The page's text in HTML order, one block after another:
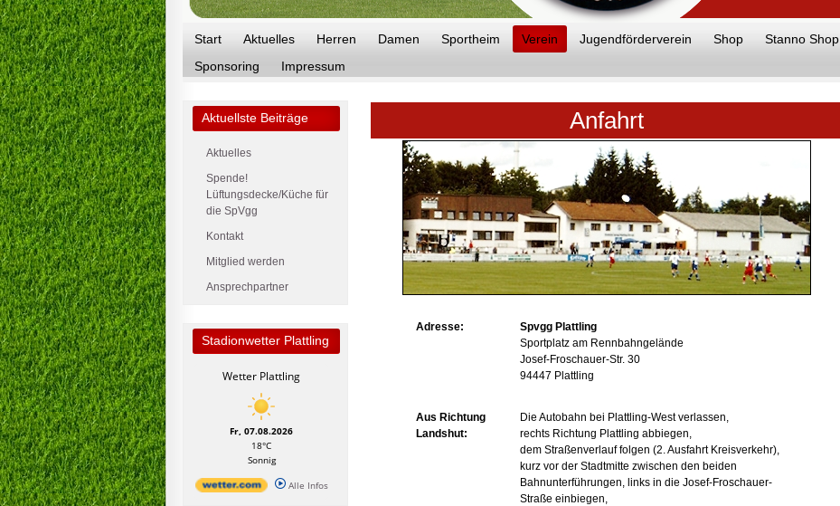
Start Aktuelles Herren Damen Sportheim Verein Jugendförderverein Shop Stanno Shop
Sponsoring
Impressum
Aktuellste Beiträge
Aktuelles
Spende!
Lüftungsdecke/Küche für
die SpVgg
Kontakt
Mitglied werden
Ansprechpartner
Stadionwetter Plattling
Wetter Plattling
Fr, 07.08.2026
18°C
Sonnig
Alle Infos
Anfahrt
Adresse:
Spvgg Plattling
Sportplatz am Rennbahngelände
Josef-Froschauer-Str. 30
94447 Plattling
Aus Richtung
Landshut:
Die Autobahn bei Plattling-West verlassen,
rechts Richtung Plattling abbiegen,
dem Straßenverlauf folgen (2. Ausfahrt Kreisverkehr),
kurz vor der Stadtmitte zwischen den beiden
Bahnunterführungen, links in die Josef-Froschauer-
Straße einbiegen,